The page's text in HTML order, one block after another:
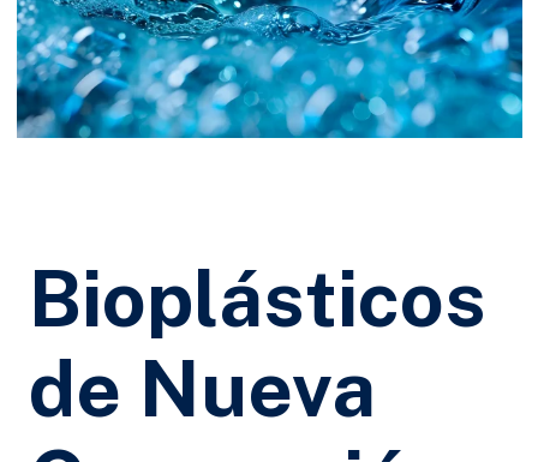
Bioplásticos
de Nueva